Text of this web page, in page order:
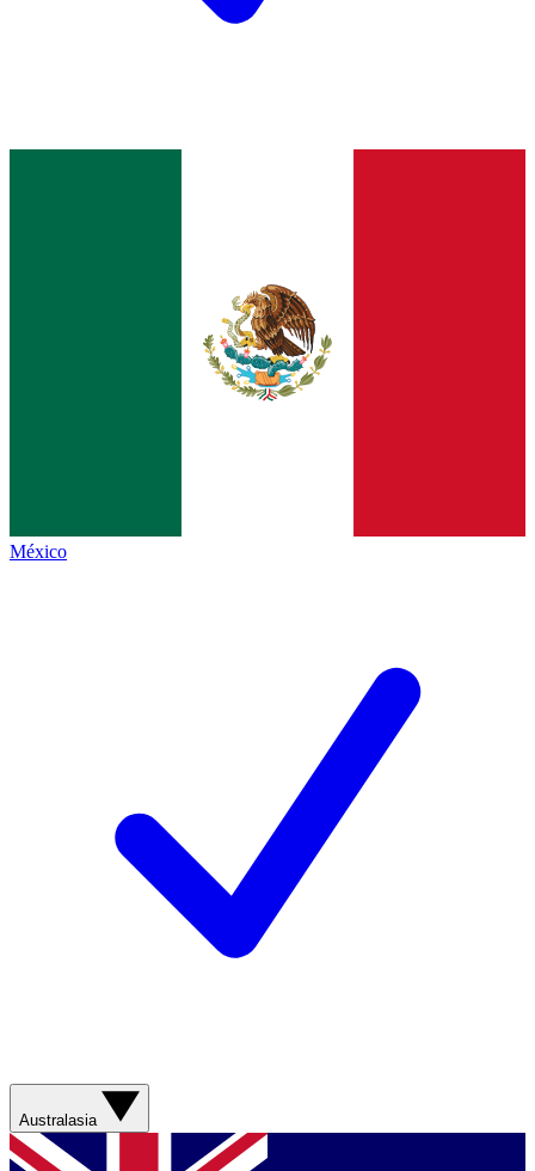
México
Australasia